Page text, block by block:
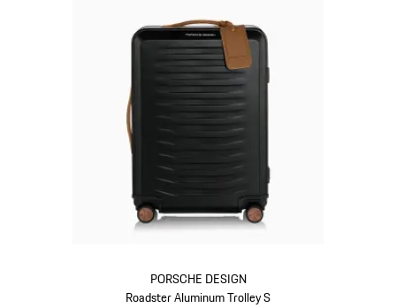
PORSCHE DESIGN
Roadster Aluminum Trolley S